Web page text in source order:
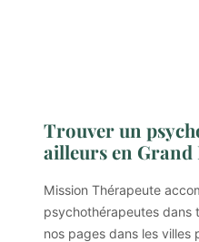
Trouver un
ailleurs en Grand
Mission Thérapeute
psychothérapeutes dans
nos pages dans les villes